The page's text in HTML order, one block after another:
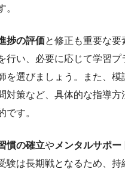
。
捗の評価と修正も重要な
行い、必要に応じて学習プ
を選びましょう。また、模
対策など、具体的な指導方
です。
慣の確立やメンタルサポー
験は長期戦となるため、持